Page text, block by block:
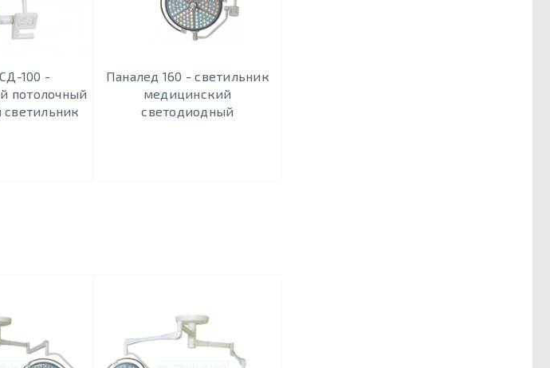
100 -
потолочный
Паналед 160 - светильник
медицинский
светодиодный